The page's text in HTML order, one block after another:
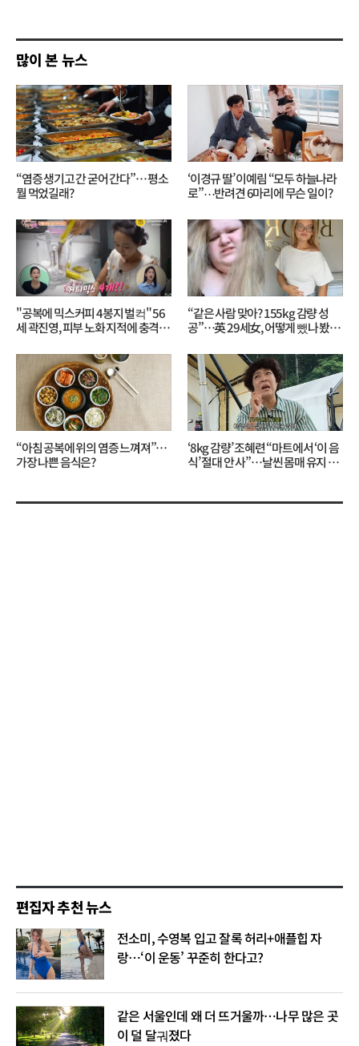
기
많이 본 뉴스
“염증 생기고 간 굳어 간다”… 평소
뭘 먹었길래?
‘이경규 딸’ 이예림 “모두 하늘나라
로”⋯반려견 6마리에 무슨 일이?
"공복에 믹스커피 4봉지 벌컥" 56
세 곽진영, 피부 노화 지적에 충격…
“같은 사람 맞아? 155kg 감량 성
공”…英 29세女, 어떻게 뺐나 봤더
“아침 공복에 위의 염증 느껴져”…
가장 나쁜 음식은?
‘8kg 감량’ 조혜련 “마트에서 ‘이 음
식’ 절대 안 사”…날씬 몸매 유지 비
편집자 추천 뉴스
전소미, 수영복 입고 잘록 허리+애플힙 자
랑…‘이 운동’ 꾸준히 한다고?
같은 서울인데 왜 더 뜨거울까…나무 많은 곳
이 덜 달궈졌다